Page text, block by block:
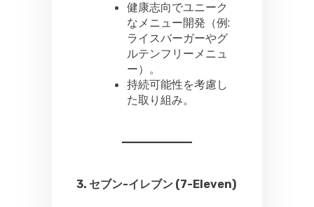
健康志向でユニーク
なメニュー開発（例:
ライスバーガーやグ
ルテンフリーメニュ
ー）。
持続可能性を考慮し
た取り組み。
3. セブン-イレブン (7-Eleven)